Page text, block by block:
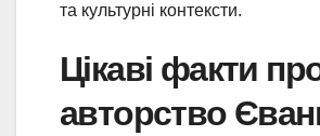
та культурні контексти.
Цікаві факти
авторство